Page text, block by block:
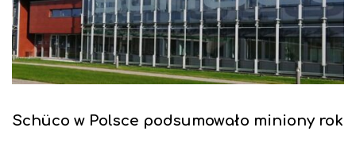
Schüco w Polsce podsumowało miniony rok